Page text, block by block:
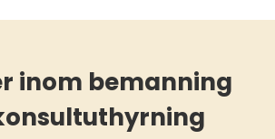
inom bemanning